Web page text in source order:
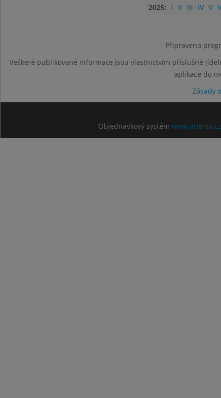
2025:
I II III IV V
Připraveno
Veškeré publikované informace jsou vlastnictvím příslušné
aplikace do
Zásady
Objednávkový systém www.jidelna.cz